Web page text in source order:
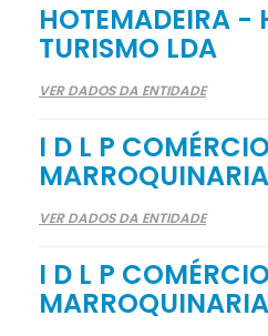
HOTEMADEIRA -
TURISMO LDA
VER DADOS DA ENTIDADE
I D L P
VER DADOS DA ENTIDADE
I D L P